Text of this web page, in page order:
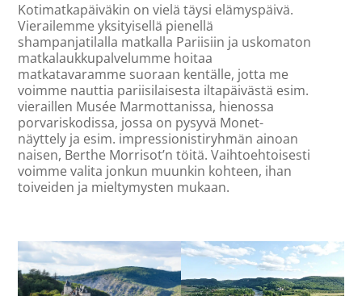
Kotimatkapäiväkin on vielä täysi elämyspäivä.
Vierailemme yksityisellä pienellä
shampanjatilalla matkalla Pariisiin ja uskomaton
matkalaukkupalvelumme hoitaa
matkatavaramme suoraan kentälle, jotta me
voimme nauttia pariisilaisesta iltapäivästä esim.
vieraillen Musée Marmottanissa, hienossa
porvariskodissa, jossa on pysyvä Monet-
näyttely ja esim. impressionistiryhmän ainoan
naisen, Berthe Morrisot’n töitä. Vaihtoehtoisesti
voimme valita jonkun muunkin kohteen, ihan
toiveiden ja mieltymysten mukaan.